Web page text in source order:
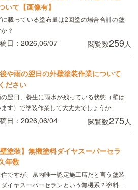
いて【画像有】
に載っている塗布量は2回塗の場合合計の塗
？
日：2026,06/07 閲覧数259人
や雨の翌日の外壁塗装作業について
ださい
の翌日、養生に雨水が残っている状態（壁は
す）で塗装作業して大丈夫でしょうか
日：2026,06/04 閲覧数275人
壁塗装】無機塗料ダイヤスーパーセラ
年数
ですが、県内唯一認定施工店だと言う塗装
ダイヤスーパーセランという無機系？塗料の